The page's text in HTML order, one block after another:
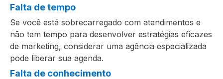
Falta de tempo
Se você está sobrecarregado com atendimentos e
não tem tempo para desenvolver estratégias eficazes
de marketing, considerar uma agência especializada
pode liberar sua agenda.
Falta de conhecimento